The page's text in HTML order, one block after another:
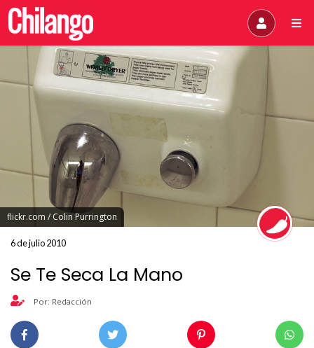
flickr.com / Colin Purrington
6 de julio 2010
Se Te Seca La Mano
Por: Redacción